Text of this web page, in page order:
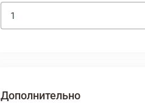
Дополнительно